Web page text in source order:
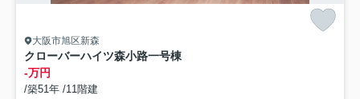
大阪市旭区新森
クローバーハイツ森小路一号棟
-万円
/築51年 /11階建